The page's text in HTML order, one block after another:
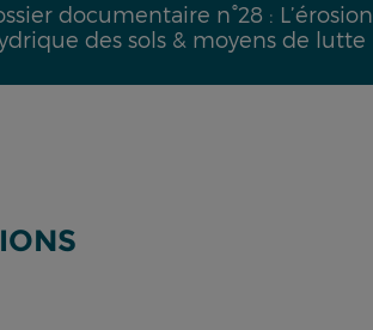
documentaire n°28 : L’érosion
des sols & moyens de lutte